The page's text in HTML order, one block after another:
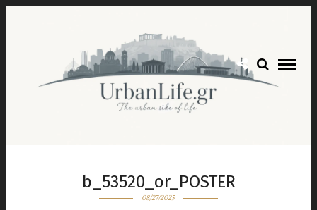
b_53520_or_POSTER
08/27/2025